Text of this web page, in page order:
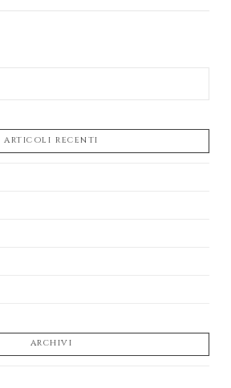
ARTICOLI RECENTI
ARCHIVI